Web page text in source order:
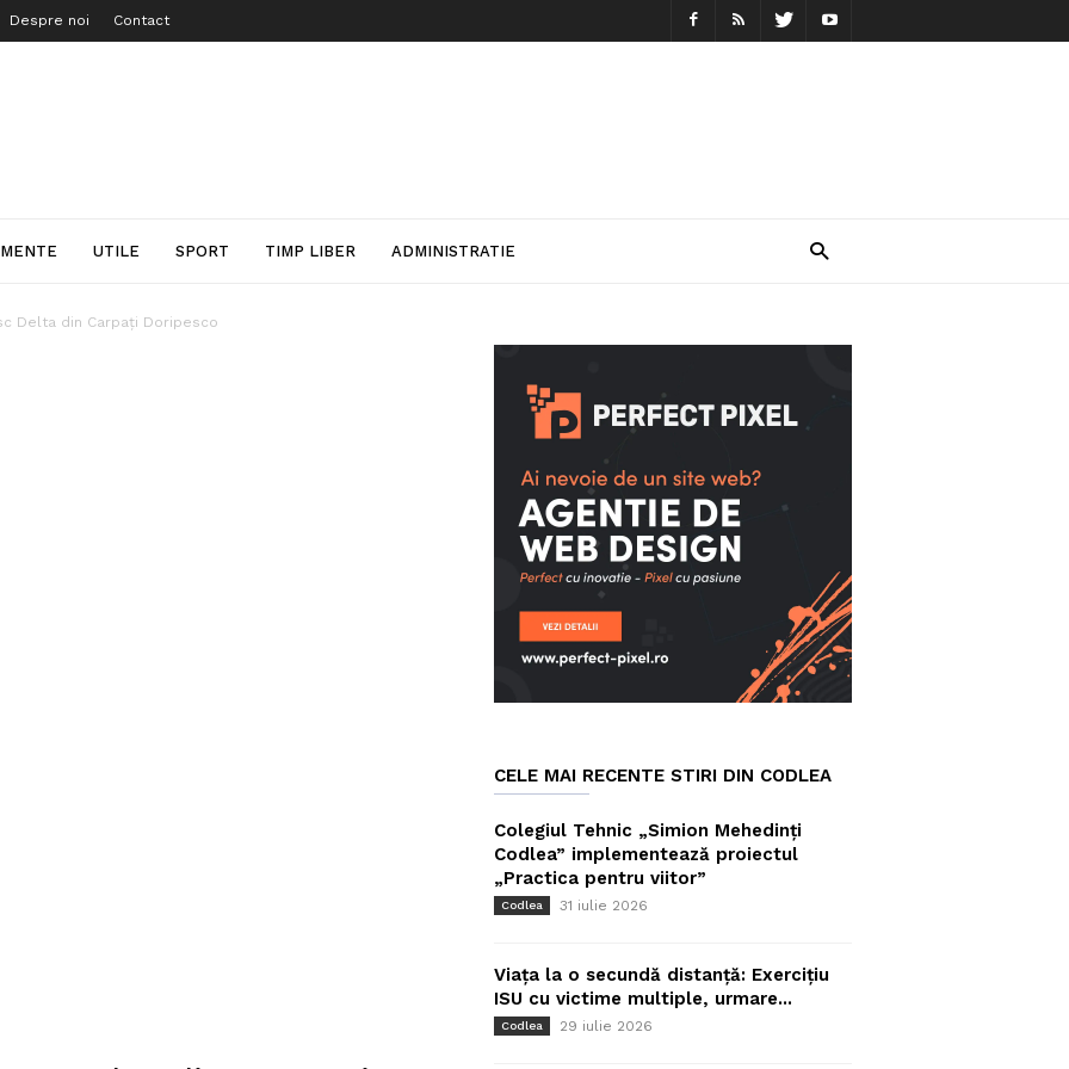
Despre noi Contact
UTILE SPORT TIMP LIBER ADMINISTRATIE
Delta din Carpaţi Doripesco
CELE MAI RECENTE STIRI DIN CODLEA
Colegiul Tehnic „Simion Mehedinți
Codlea” implementează proiectul
„Practica pentru viitor”
Codlea 31 iulie 2026
Viața la o secundă distanță: Exercițiu
ISU cu victime multiple, urmare...
Codlea 29 iulie 2026